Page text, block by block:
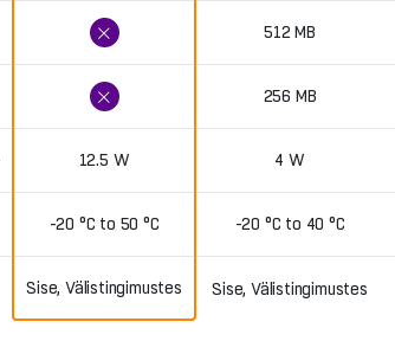
512 MB
256 MB
12.5 W 4 W
-20 °C to 50 °C -20 °C to 40 °C
Sise, Välistingimustes Sise, Välistingimustes